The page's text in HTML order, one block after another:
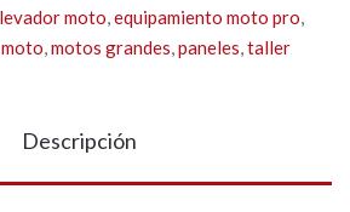
moto,equipamiento moto pro,
moto,motos grandes,paneles,taller
Descripción